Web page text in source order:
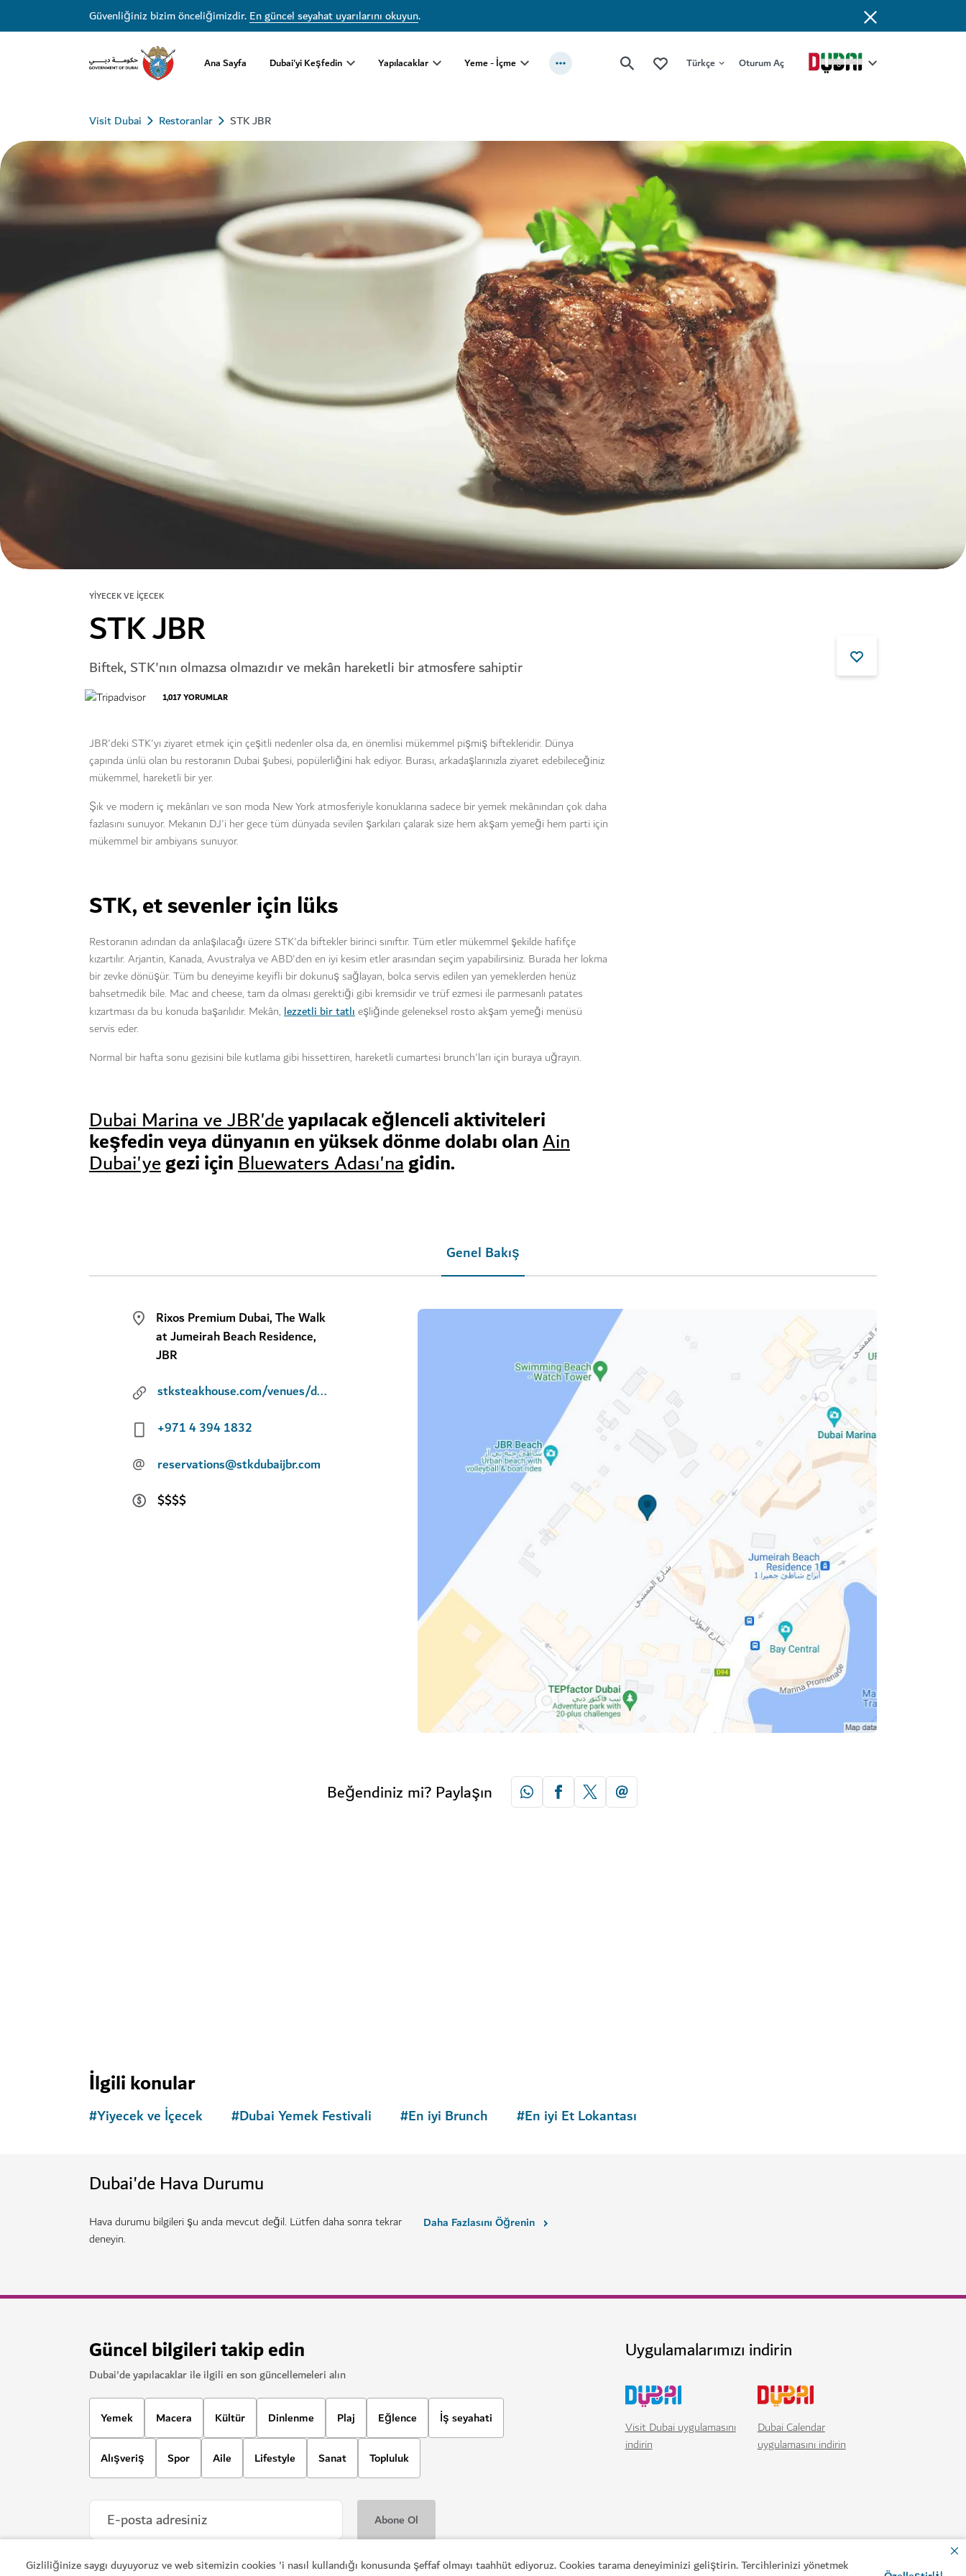
Gizliliğinize saygı duyuyoruz ve web sitemizin cookies 'i nasıl kullandığı konusunda şeffaf olmayı taahhüt ediyoruz. Cookies tarama deneyiminizi geliştirin. Tercihlerinizi yönetmek
Güvenliğiniz bizim önceliğimizdir.En güncel seyahat uyarılarını okuyun.
Ana Sayfa Dubai'yi Keşfedin Yapılacaklar Yeme - İçme Türkçe Oturum Aç
Visit Dubai Restoranlar STK JBR
YIYECEK VE İÇECEK
STK JBR
Biftek, STK'nın olmazsa olmazıdır ve mekân hareketli bir atmosfere sahiptir
1,017YORUMLAR
JBR'deki STK'yı ziyaret etmek için çeşitli nedenler olsa da, en önemlisi mükemmel pişmiş biftekleridir. Dünya
çapında ünlü olan bu restoranın Dubai şubesi, popülerliğini hak ediyor. Burası, arkadaşlarınızla ziyaret edebileceğiniz
mükemmel, hareketli bir yer.
Şık ve modern iç mekânları ve son moda New York atmosferiyle konuklarına sadece bir yemek mekânından çok daha
fazlasını sunuyor. Mekanın DJ'i her gece tüm dünyada sevilen şarkıları çalarak size hem akşam yemeği hem parti için
mükemmel bir ambiyans sunuyor.
STK, et sevenler için lüks
Restoranın adından da anlaşılacağı üzere STK'da biftekler birinci sınıftır. Tüm etler mükemmel şekilde hafifçe
kızartılır. Arjantin, Kanada, Avustralya ve ABD'den en iyi kesim etler arasından seçim yapabilirsiniz. Burada her lokma
bir zevke dönüşür. Tüm bu deneyime keyifli bir dokunuş sağlayan, bolca servis edilen yan yemeklerden henüz
bahsetmedik bile. Mac and cheese, tam da olması gerektiği gibi kremsidir ve trüf ezmesi ile parmesanlı patates
kızartması da bu konuda başarılıdır. Mekân, lezzetli bir tatlıeşliğinde geleneksel rosto akşam yemeği menüsü
servis eder.
Normal bir hafta sonu gezisini bile kutlama gibi hissettiren, hareketli cumartesi brunch'ları için buraya uğrayın.
Dubai Marina ve JBR'deyapılacak eğlenceli aktiviteleri
keşfedin veya dünyanın en yüksek dönme dolabı olanAin
Dubai'yegezi içinBluewaters Adası'nagidin.
Genel Bakış
Rixos Premium Dubai, The Walk
at Jumeirah Beach Residence,
JBR
stksteakhouse.com/venues/dubai-jbr/
+971 4 394 1832
@
reservations@stkdubaijbr.com
$$$$
Beğendiniz mi? Paylaşın
YIYECEK VE İÇECEK
İlgili konular
#Yiyecek ve İçecek #Dubai Yemek Festivali #En iyi Brunch
Dubai'de Hava Durumu